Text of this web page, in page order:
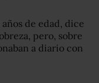
de edad, dice
pero, sobre
a diario con